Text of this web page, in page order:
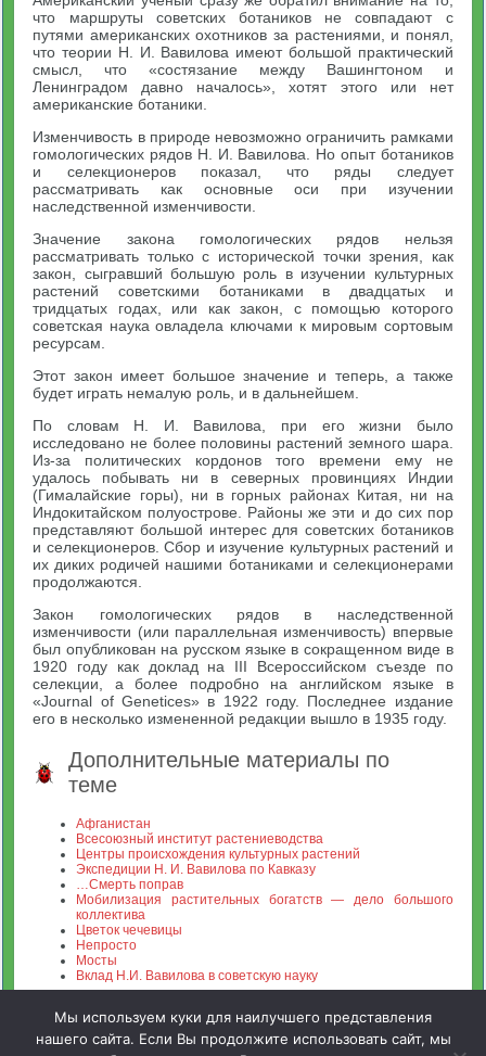
что маршруты советских ботаников не совпадают с
путями американских охотников за растениями, и понял,
что теории Н. И. Вавилова имеют большой практический
смысл, что «состязание между Вашингтоном и
Ленинградом давно началось», хотят этого или нет
американские ботаники.
Изменчивость в природе невозможно ограничить рамками
гомологических рядов Н. И. Вавилова. Но опыт ботаников
и селекционеров показал, что ряды следует
рассматривать как основные оси при изучении
наследственной изменчивости.
Значение закона гомологических рядов нельзя
рассматривать только с исторической точки зрения, как
закон, сыгравший большую роль в изучении культурных
растений советскими ботаниками в двадцатых и
тридцатых годах, или как закон, с помощью которого
советская наука овладела ключами к мировым сортовым
ресурсам.
Этот закон имеет большое значение и теперь, а также
будет играть немалую роль, и в дальнейшем.
По словам Н. И. Вавилова, при его жизни было
исследовано не более половины растений земного шара.
Из-за политических кордонов того времени ему не
удалось побывать ни в северных провинциях Индии
(Гималайские горы), ни в горных районах Китая, ни на
Индокитайском полуострове. Районы же эти и до сих пор
представляют большой интерес для советских ботаников
и селекционеров. Сбор и изучение культурных растений и
их диких родичей нашими ботаниками и селекционерами
продолжаются.
Закон гомологических рядов в наследственной
изменчивости (или параллельная изменчивость) впервые
был опубликован на русском языке в сокращенном виде в
1920 году как доклад на III Всероссийском съезде по
селекции, а более подробно на английском языке в
«Journal of Genetices» в 1922 году. Последнее издание
его в несколько измененной редакции вышло в 1935 году.
Дополнительные материалы по
теме
Афганистан
Всесоюзный институт растениеводства
Центры происхождения культурных растений
Экспедиции Н. И. Вавилова по Кавказу
…Смерть поправ
Мобилизация растительных богатств — дело большого
коллектива
Цветок чечевицы
Непросто
Мосты
Вклад Н.И. Вавилова в советскую науку
Мы используем куки для наилучшего представления
нашего сайта. Если Вы продолжите использовать сайт, мы